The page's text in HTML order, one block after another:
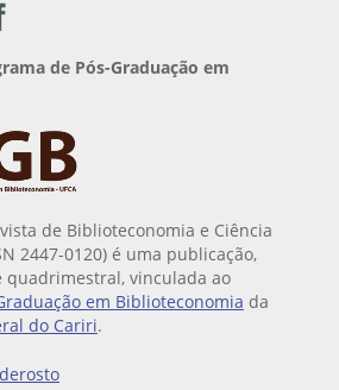
de Pós-Graduação em
de Biblioteconomia e Ciência
2447-0120) é uma publicação,
quadrimestral, vinculada ao
em Biblioteconomia da
do Cariri.